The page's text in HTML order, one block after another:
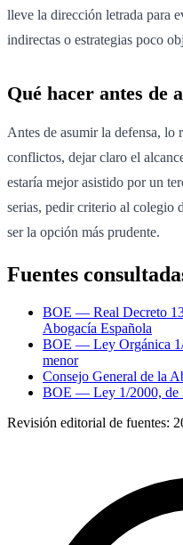
lleve la dirección letrada para
indirectas o estrategias poco
Qué hacer antes de
Antes de asumir la defensa, lo
conflictos, dejar claro el
estaría mejor asistido por un
serias, pedir criterio al colegio
ser la opción más prudente.
Fuentes
BOE — Real Decreto
Abogacía Española
BOE — Ley Orgánica
menor
Consejo General de la
BOE — Ley 1/2000, de
Revisión editorial de fuentes: